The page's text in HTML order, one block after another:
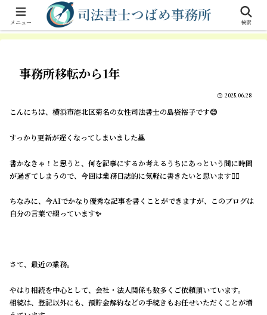
横浜市港北区 菊名駅徒歩１分の女性司法書士。相続手続、遺言、不動産登
記、商業登記。
事務所移転から1年
2025.06.28
こんにちは、横浜市港北区菊名の女性司法書士の島袋裕子です😊
すっかり更新が遅くなってしまいました🙇
書かなきゃ！と思うと、何を記事にするか考えるうちにあっという間に時間
が過ぎてしまうので、今回は業務日誌的に気軽に書きたいと思います✍🏻
ちなみに、今AIでかなり優秀な記事を書くことができますが、このブログは
自分の言葉で綴っています✨
さて、最近の業務。
やはり相続を中心として、会社・法人関係も数多くご依頼頂いています。
相続は、登記以外にも、預貯金解約などの手続きもお任せいただくことが増
メニュー 検索